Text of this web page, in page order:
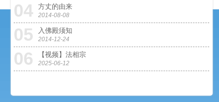
04 方丈的由来
2014-08-08
05 入佛殿须知
2014-12-24
06 【视频】法相宗
2025-06-12